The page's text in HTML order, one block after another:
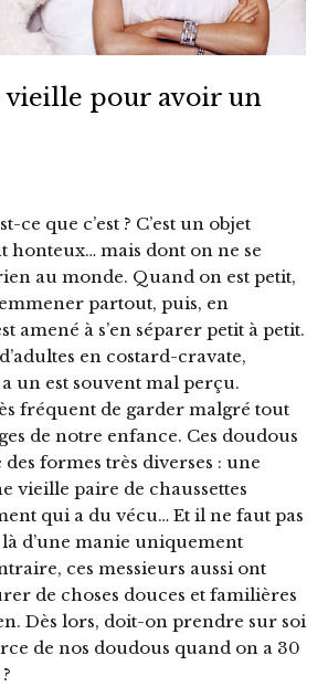
vieille pour avoir un
ce que c’est ? C’est un objet
honteux… mais dont on ne se
au monde. Quand on est petit,
partout, puis, en
amené à s’en séparer petit à petit.
en costard-cravate,
un est souvent mal perçu.
fréquent de garder malgré tout
de notre enfance. Ces doudous
formes très diverses : une
vieille paire de chaussettes
qui a du vécu… Et il ne faut pas
là d’une manie uniquement
ces messieurs aussi ont
de choses douces et familières
Dès lors, doit-on prendre sur soi
de nos doudous quand on a 30